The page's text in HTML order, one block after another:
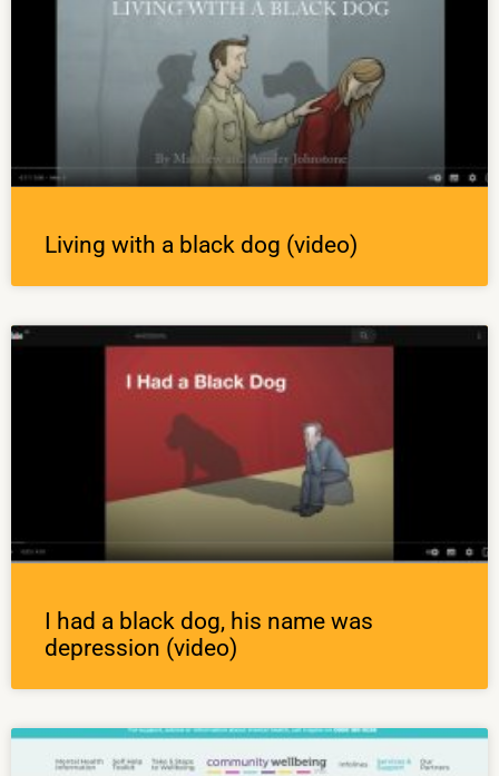
Living with a black dog (video)
I had a black dog, his name was
depression (video)